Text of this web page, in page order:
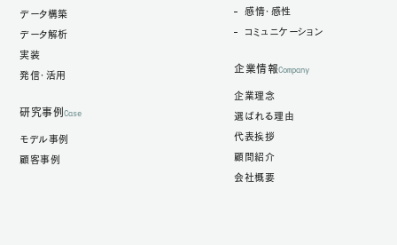
データ構築
データ解析
実装
発信・活用
研究事例Case
モデル事例
顧客事例
感情・感性
コミュニケーション
企業情報Company
企業理念
選ばれる理由
代表挨拶
顧問紹介
会社概要